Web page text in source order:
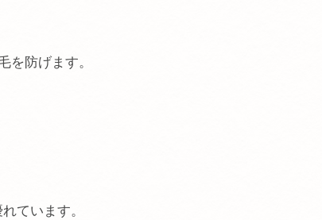
を防げます。
ています。